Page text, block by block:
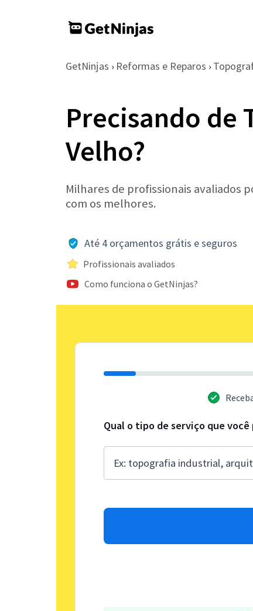
GetNinjas › Reformas e Reparos ›
Precisando de
Velho?
Milhares de profissionais avaliados
com os melhores.
Até 4 orçamentos grátis e seguros
Profissionais avaliados
Como funciona o GetNinjas?
Qual o tipo de serviço que você